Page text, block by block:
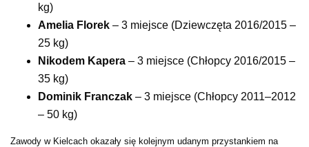
kg)
Amelia Florek – 3 miejsce (Dziewczęta 2016/2015 –
25 kg)
Nikodem Kapera – 3 miejsce (Chłopcy 2016/2015 –
35 kg)
Dominik Franczak – 3 miejsce (Chłopcy 2011–2012
– 50 kg)
Zawody w Kielcach okazały się kolejnym udanym przystankiem na